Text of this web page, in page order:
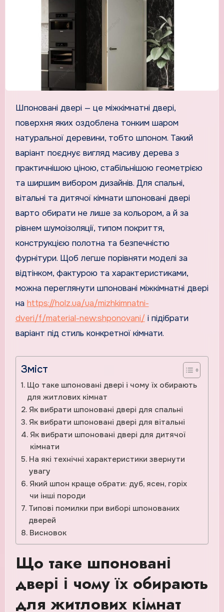
Шпоновані двері — це міжкімнатні двері,
поверхня яких оздоблена тонким шаром
натуральної деревини, тобто шпоном. Такий
варіант поєднує вигляд масиву дерева з
практичнішою ціною, стабільнішою геометрією
та ширшим вибором дизайнів. Для спальні,
вітальні та дитячої кімнати шпоновані двері
варто обирати не лише за кольором, а й за
рівнем шумоізоляції, типом покриття,
конструкцією полотна та безпечністю
фурнітури. Щоб легше порівняти моделі за
відтінком, фактурою та характеристиками,
можна переглянути шпоновані міжкімнатні двері
на https://holz.ua/ua/mizhkimnatni-
dveri/f/material-new:shponovani/ і підібрати
варіант під стиль конкретної кімнати.
Зміст
Що таке шпоновані двері і чому їх обирають
для житлових кімнат
Як вибрати шпоновані двері для спальні
Як вибрати шпоновані двері для вітальні
Як вибрати шпоновані двері для дитячої
кімнати
На які технічні характеристики звернути
увагу
Який шпон краще обрати: дуб, ясен, горіх
чи інші породи
Типові помилки при виборі шпонованих
дверей
Висновок
Що таке шпоновані
двері і чому їх обирають
для житлових кімнат